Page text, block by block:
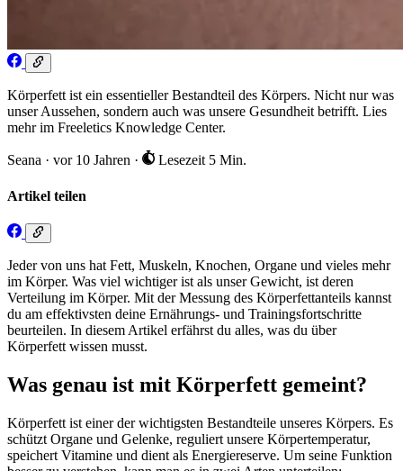
Körperfett ist ein essentieller Bestandteil des Körpers. Nicht nur was
unser Aussehen, sondern auch was unsere Gesundheit betrifft. Lies
mehr im Freeletics Knowledge Center.
Seana · vor 10 Jahren · Lesezeit 5 Min.
Artikel teilen
Jeder von uns hat Fett, Muskeln, Knochen, Organe und vieles mehr
im Körper. Was viel wichtiger ist als unser Gewicht, ist deren
Verteilung im Körper. Mit der Messung des Körperfettanteils kannst
du am effektivsten deine Ernährungs- und Trainingsfortschritte
beurteilen. In diesem Artikel erfährst du alles, was du über
Körperfett wissen musst.
Was genau ist mit Körperfett gemeint?
Körperfett ist einer der wichtigsten Bestandteile unseres Körpers. Es
schützt Organe und Gelenke, reguliert unsere Körpertemperatur,
speichert Vitamine und dient als Energiereserve. Um seine Funktion